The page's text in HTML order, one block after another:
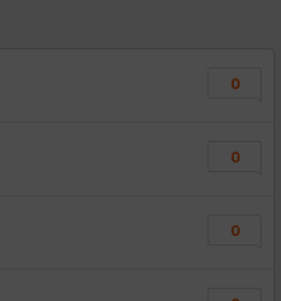
0
0
0